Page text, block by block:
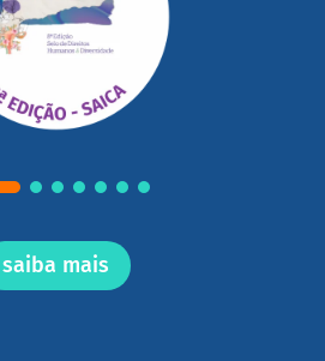
saiba mais